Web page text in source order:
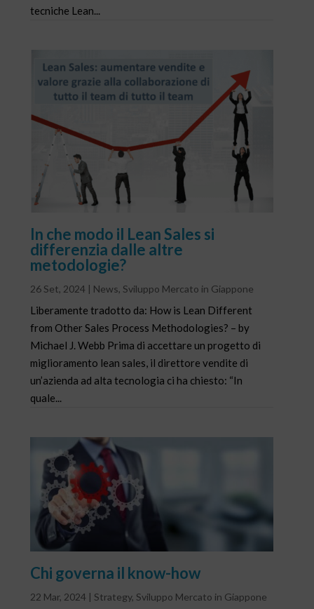
tecniche Lean...
In che modo il Lean Sales si
differenzia dalle altre
metodologie?
26 Set, 2024 | News, Sviluppo Mercato in Giappone
Liberamente tradotto da: How is Lean Different
from Other Sales Process Methodologies? – by
Michael J. Webb Prima di accettare un progetto di
miglioramento lean sales, il direttore vendite di
un’azienda ad alta tecnologia ci ha chiesto: “In
quale...
Chi governa il know-how
22 Mar, 2024 | Strategy, Sviluppo Mercato in Giappone